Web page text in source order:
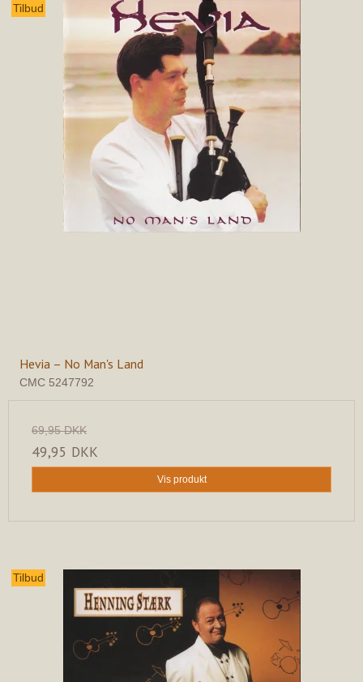
Tilbud
Hevia – No Man's Land
CMC 5247792
69,95 DKK
49,95 DKK
Vis produkt
Tilbud